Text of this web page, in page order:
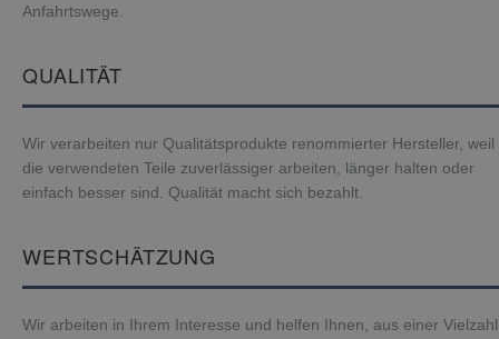
Anfahrtswege.
QUALITÄT
Wir verarbeiten nur Qualitätsprodukte renommierter Hersteller, weil
die verwendeten Teile zuverlässiger arbeiten, länger halten oder
einfach besser sind. Qualität macht sich bezahlt.
WERTSCHÄTZUNG
Wir arbeiten in Ihrem Interesse und helfen Ihnen, aus einer Vielzahl